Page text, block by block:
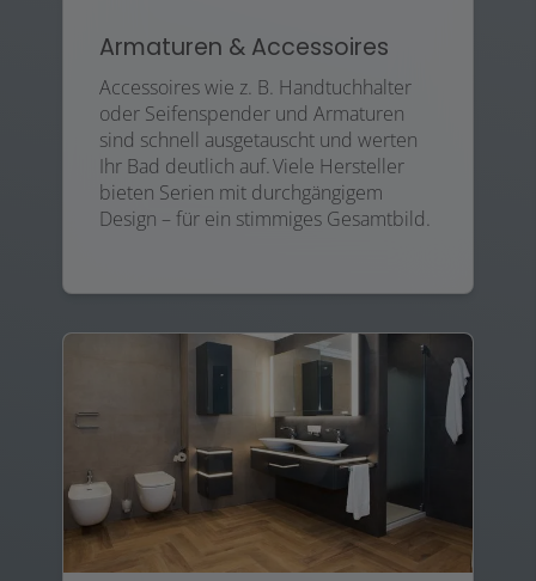
Armaturen & Accessoires
Accessoires wie z. B. Handtuchhalter
oder Seifenspender und Armaturen
sind schnell ausgetauscht und werten
Ihr Bad deutlich auf. Viele Hersteller
bieten Serien mit durchgängigem
Design – für ein stimmiges Gesamtbild.